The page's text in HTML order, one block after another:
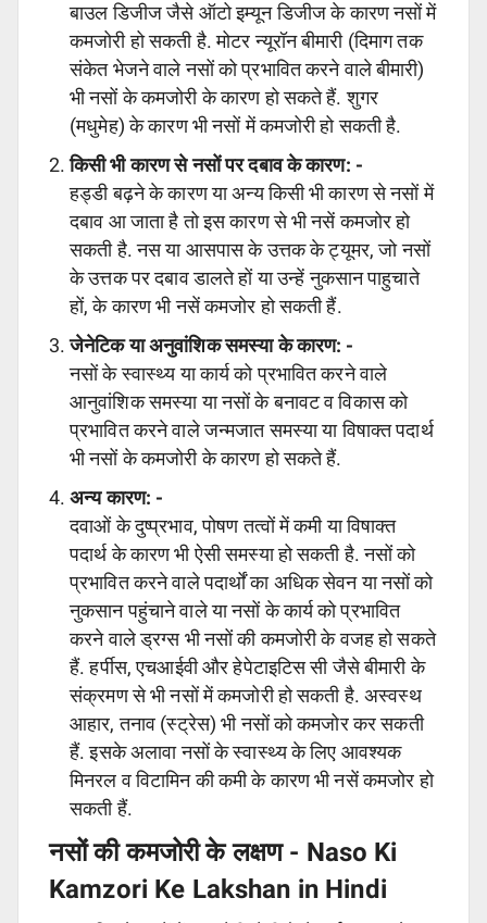
बाउल डिजीज जैसे ऑटो इम्यून डिजीज के कारण नसों में
कमजोरी हो सकती है. मोटर न्यूरॉन बीमारी (दिमाग तक
संकेत भेजने वाले नसों को प्रभावित करने वाले बीमारी)
भी नसों के कमजोरी के कारण हो सकते हैं. शुगर
(मधुमेह) के कारण भी नसों में कमजोरी हो सकती है.
किसी भी कारण से नसों पर दबाव के कारण: -
हड्डी बढ़ने के कारण या अन्य किसी भी कारण से नसों में
दबाव आ जाता है तो इस कारण से भी नसें कमजोर हो
सकती है. नस या आसपास के उत्तक के ट्यूमर, जो नसों
के उत्तक पर दबाव डालते हों या उन्हें नुकसान पाहुचाते
हों, के कारण भी नसें कमजोर हो सकती हैं.
जेनेटिक या अनुवांशिक समस्या के कारण: -
नसों के स्वास्थ्य या कार्य को प्रभावित करने वाले
आनुवांशिक समस्या या नसों के बनावट व विकास को
प्रभावित करने वाले जन्मजात समस्या या विषाक्त पदार्थ
भी नसों के कमजोरी के कारण हो सकते हैं.
अन्य कारण: -
दवाओं के दुष्प्रभाव, पोषण तत्वों में कमी या विषाक्त
पदार्थ के कारण भी ऐसी समस्या हो सकती है. नसों को
प्रभावित करने वाले पदार्थों का अधिक सेवन या नसों को
नुकसान पहुंचाने वाले या नसों के कार्य को प्रभावित
करने वाले ड्रग्स भी नसों की कमजोरी के वजह हो सकते
हैं. हर्पीस, एचआईवी और हेपेटाइटिस सी जैसे बीमारी के
संक्रमण से भी नसों में कमजोरी हो सकती है. अस्वस्थ
आहार, तनाव (स्ट्रेस) भी नसों को कमजोर कर सकती
हैं. इसके अलावा नसों के स्वास्थ्य के लिए आवश्यक
मिनरल व विटामिन की कमी के कारण भी नसें कमजोर हो
सकती हैं.
नसों की कमजोरी के लक्षण - Naso Ki
Kamzori Ke Lakshan in Hindi